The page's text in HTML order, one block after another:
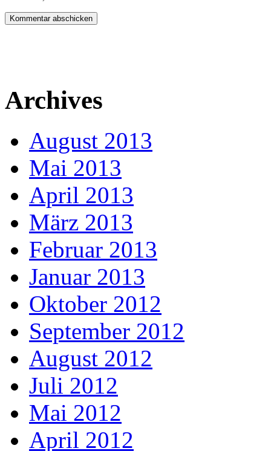
Archives
August 2013
Mai 2013
April 2013
März 2013
Februar 2013
Januar 2013
Oktober 2012
September 2012
August 2012
Juli 2012
Mai 2012
April 2012